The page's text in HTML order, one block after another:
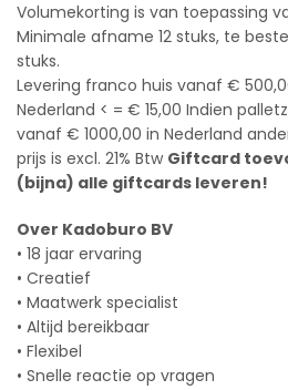
Volumekorting is van toepassing
Minimale afname 12 stuks, te
stuks.
Levering franco huis vanaf €
Nederland < = € 15,00 Indien
vanaf € 1000,00 in Nederland
prijs is excl. 21% Btw Giftcard
(bijna) alle giftcards leveren!
Over Kadoburo BV
• 18 jaar ervaring
• Creatief
• Maatwerk specialist
• Altijd bereikbaar
• Flexibel
• Snelle reactie op vragen